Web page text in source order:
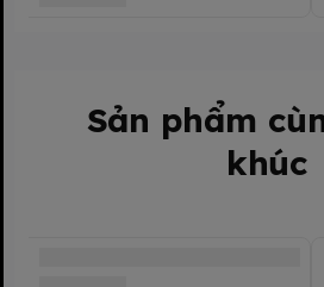
Đóng gói: 1 bình/lốc
Sản phẩm
khúc